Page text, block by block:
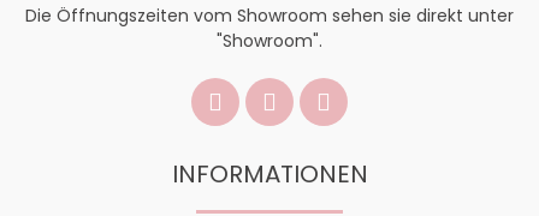
Die Öffnungszeiten vom Showroom sehen sie direkt unter
"Showroom".
INFORMATIONEN